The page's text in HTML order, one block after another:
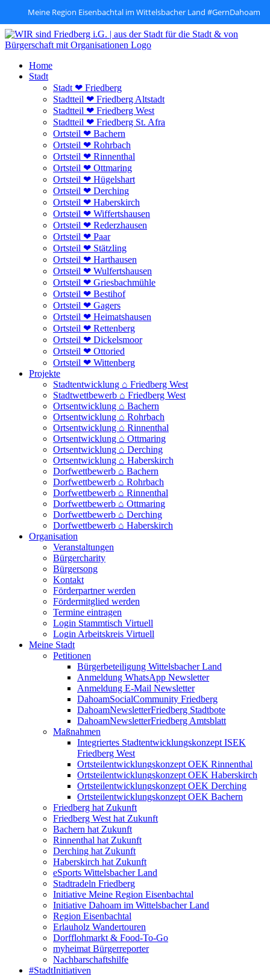
Meine Region Eisenbachtal im Wittelsbacher Land #GernDahoam
Zum
Inhalt
Home
Stadt
Stadt ❤ Friedberg
Stadtteil ❤ Friedberg Altstadt
Stadtteil ❤ Friedberg West
Stadtteil ❤ Friedberg St. Afra
Ortsteil ❤ Bachern
Ortsteil ❤ Rohrbach
Ortsteil ❤ Rinnenthal
Ortsteil ❤ Ottmaring
Ortsteil ❤ Hügelshart
Ortsteil ❤ Derching
Ortsteil ❤ Haberskirch
Ortsteil ❤ Wiffertshausen
Ortsteil ❤ Rederzhausen
Ortsteil ❤ Paar
Ortsteil ❤ Stätzling
Ortsteil ❤ Harthausen
Ortsteil ❤ Wulfertshausen
Ortsteil ❤ Griesbachmühle
Ortsteil ❤ Bestihof
Ortsteil ❤ Gagers
Ortsteil ❤ Heimatshausen
Ortsteil ❤ Rettenberg
Ortsteil ❤ Dickelsmoor
Ortsteil ❤ Ottoried
Ortsteil ❤ Wittenberg
Projekte
Stadtentwicklung ⌂ Friedberg West
Stadtwettbewerb ⌂ Friedberg West
Ortsentwicklung ⌂ Bachern
Ortsentwicklung ⌂ Rohrbach
Ortsentwicklung ⌂ Rinnenthal
Ortsentwicklung ⌂ Ottmaring
Ortsentwicklung ⌂ Derching
Ortsentwicklung ⌂ Haberskirch
Dorfwettbewerb ⌂ Bachern
Dorfwettbewerb ⌂ Rohrbach
Dorfwettbewerb ⌂ Rinnenthal
Dorfwettbewerb ⌂ Ottmaring
Dorfwettbewerb ⌂ Derching
Dorfwettbewerb ⌂ Haberskirch
Organisation
Veranstaltungen
Bürgercharity
Bürgersong
Kontakt
Förderpartner werden
Fördermitglied werden
Termine eintragen
Login Stammtisch Virtuell
Login Arbeitskreis Virtuell
Meine Stadt
Petitionen
Bürgerbeteiligung Wittelsbacher Land
Anmeldung WhatsApp Newsletter
Anmeldung E-Mail Newsletter
DahoamSocialCommunity Friedberg
DahoamNewsletterFriedberg Stadtbote
DahoamNewsletterFriedberg Amtsblatt
Maßnahmen
Integriertes Stadtentwicklungskonzept ISEK
Friedberg West
Ortsteilentwicklungskonzept OEK Rinnenthal
Ortsteilentwicklungskonzept OEK Haberskirch
Ortsteilentwicklungskonzept OEK Derching
Ortsteilentwicklungskonzept OEK Bachern
Friedberg hat Zukunft
Friedberg West hat Zukunft
Bachern hat Zukunft
Rinnenthal hat Zukunft
Derching hat Zukunft
Haberskirch hat Zukunft
eSports Wittelsbacher Land
Stadtradeln Friedberg
Initiative Meine Region Eisenbachtal
Initiative Dahoam im Wittelsbacher Land
Region Eisenbachtal
Erlauholz Wandertouren
Dorfflohmarkt & Food-To-Go
myheimat Bürgerreporter
Nachbarschaftshilfe
#StadtInitiativen